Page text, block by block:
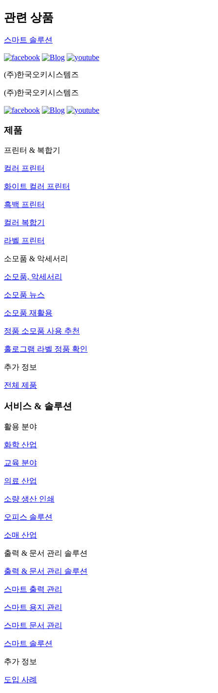
관련 상품
스마트 솔루션
(주)한국오키시스템즈
(주)한국오키시스템즈
제품
프린터 & 복합기
컬러 프린터
화이트 컬러 프린터
흑백 프린터
컬러 복합기
라벨 프린터
소모품 & 악세서리
소모품, 악세서리
소모품 뉴스
소모품 재활용
정품 소모품 사용 추천
홀로그램 라벨 정품 확인
추가 정보
전체 제품
서비스 & 솔루션
활용 분야
화학 산업
교육 분야
의료 산업
소량 생산 인쇄
오피스 솔루션
소매 산업
출력 & 문서 관리 솔루션
출력 & 문서 관리 솔루션
스마트 출력 관리
스마트 용지 관리
스마트 문서 관리
스마트 솔루션
추가 정보
도입 사례